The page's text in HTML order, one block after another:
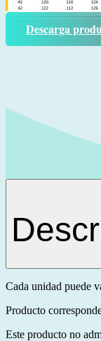
Descarga
Cada unidad puede
Producto
Este producto no